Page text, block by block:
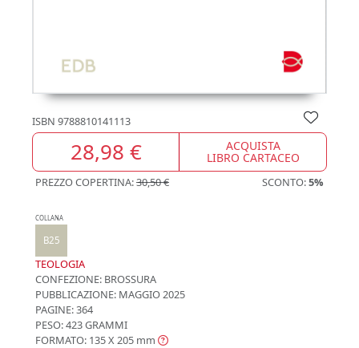
ISBN 9788810141113
28,98 € ACQUISTA
LIBRO CARTACEO
PREZZO COPERTINA:30,50 € SCONTO:5%
COLLANA
B25
TEOLOGIA
CONFEZIONE: BROSSURA
PUBBLICAZIONE: MAGGIO 2025
PAGINE: 364
PESO: 423 GRAMMI
FORMATO: 135 X 205 mm